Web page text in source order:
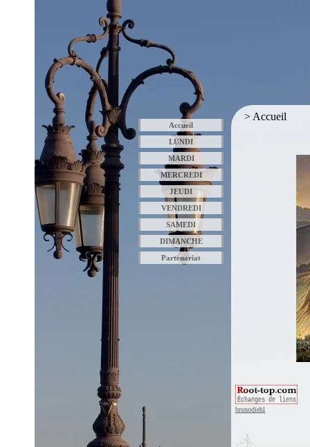
Accueil
LUNDI
MARDI
MERCREDI
JEUDI
VENDREDI
SAMEDI
DIMANCHE
Partenariat
> Accueil
brunodiehl